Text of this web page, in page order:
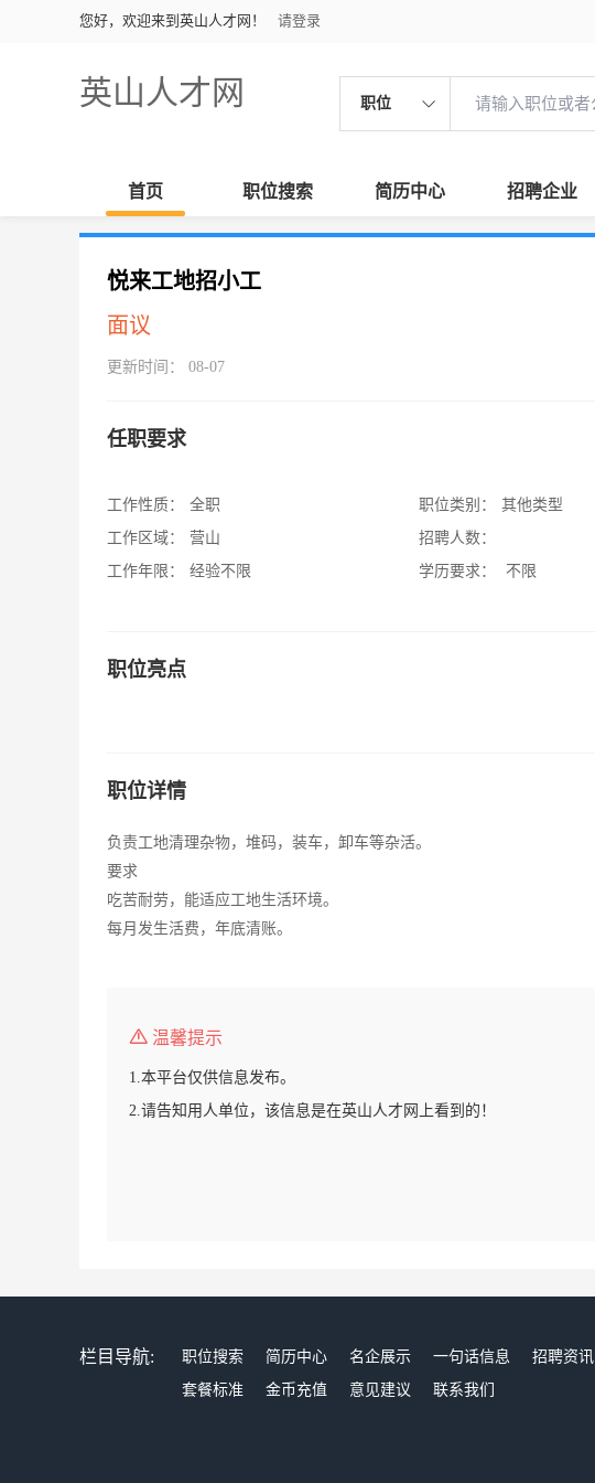
您好，欢迎来到英山人才网！ 请登录
英山人才网 职位
首页 职位搜索 简历中心 招聘企业
悦来工地招小工
面议
更新时间： 08-07
任职要求
工作性质：
全职
工作区域：
营山
工作年限：
经验不限
职位类别：
其他类型
招聘人数：
学历要求：
不限
职位亮点
职位详情
负责工地清理杂物，堆码，装车，卸车等杂活。
要求
吃苦耐劳，能适应工地生活环境。
每月发生活费，年底清账。
温馨提示
1.本平台仅供信息发布。
2.请告知用人单位，该信息是在英山人才网上看到的！
栏目导航: 职位搜索 简历中心 名企展示 一句话信息 招聘资讯
套餐标准
金币充值 意见建议 联系我们